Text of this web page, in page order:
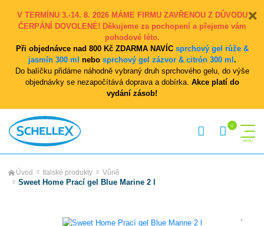
V TERMÍNU 3.-14. 8. 2026 MÁME FIRMU ZAVŘENOU Z DŮVODU
ČERPÁNÍ DOVOLENÉ! Děkujeme za pochopení a přejeme vám
pohodové léto.
Při objednávce nad 800 Kč ZDARMA NAVÍC sprchový gel růže &
jasmín 300 ml nebo sprchový gel zázvor & citrón 300 ml .
Do balíčku přidáme náhodně vybraný druh sprchového gelu, do výše
objednávky se nezapočítává doprava a dobírka. Akce platí do
vydání zásob!
Úvod Italské produkty Vůně
Sweet Home Prací gel Blue Marine 2 l